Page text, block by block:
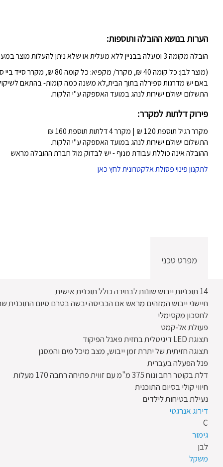
הערות בנושא ההובלה ותוספות:
הובלה מקומה 3 ומעלה בבניין ללא מעלית או שלא ניתן להעלות מוצר במעלית (לשיקול דעת המוביל)-
(מוצר לבן: כל קומה 40 ₪, מקרר/ מקפיא: כל קומה 80 ₪, מקרר סייד ביי סייד 80 ש"ח)
באם יש מדרגות ספירלה בתוך הבית,לא משנה כמה קומות- בהתאם לשיקול
התשלום ישולם ישירות לנהג במועד האספקה ע"י הלקוח.
פירוק דלתות למקרר:
מקרר רגיל תוספת 120 ₪ | מקרר 4 דלתות תוספת 160 ₪
התשלום ישולם ישירות לנהג במועד האספקה ע"י הלקוח.
ההובלה אינה כוללת עבודת מנוף - יש לבדוק מול חברת ההובלה מראש
לתקנון פינוי פסולת אלקטרונית לחץ כאן
מפרט טכני
14 תוכניות ייבוש שונות לבחירה כולל תוכנית אישית
חיישני ייבוש המזהים מראש אם הכביסה יבשה בטרם סיום התוכנית
לחסכון מקסימלי
פעולת אל-קמט
תצוגת LED דיגיטלית בחזית פאנל הפיקוד
תצוגה חזיתית של יתרת זמן ייבוש, מצב מיכל מים והמסנן
פנל הפעלה בעברית
דלת בקוטר רחב ונוח 375 מ"מ עם זווית פתיחה רחבה 170 מעלות
חיווי קולי בסיום התוכנית
נעילת בטיחות לילדים
דירוג אנרגטי
C
גימור
לבן
משקל